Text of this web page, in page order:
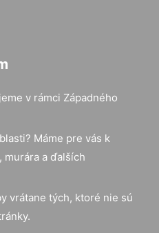
v rámci Západného
Máme pre vás k
murára a ďalších
vrátane tých, ktoré nie sú